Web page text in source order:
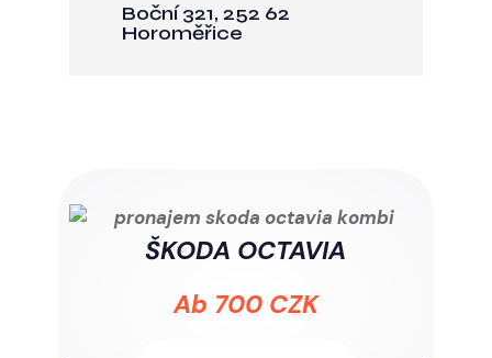
Boční 321, 252 62
Horoměřice
ŠKODA OCTAVIA
Ab 700 CZK